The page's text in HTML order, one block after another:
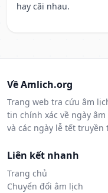
hay cãi nhau.
Về Amlich.org
Trang web tra cứu âm
tin chính xác về ngày
và các ngày lễ tết truyền
Liên kết nhanh
Trang chủ
Chuyển đổi âm lịch